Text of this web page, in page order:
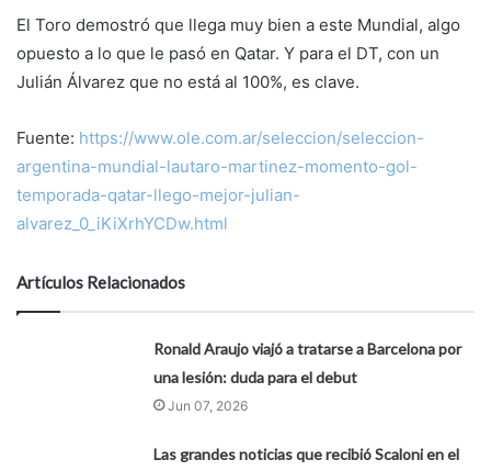
El Toro demostró que llega muy bien a este Mundial, algo
opuesto a lo que le pasó en Qatar. Y para el DT, con un
Julián Álvarez que no está al 100%, es clave.
Fuente: https://www.ole.com.ar/seleccion/seleccion-
argentina-mundial-lautaro-martinez-momento-gol-
temporada-qatar-llego-mejor-julian-
alvarez_0_iKiXrhYCDw.html
Artículos Relacionados
Ronald Araujo viajó a tratarse a Barcelona por
una lesión: duda para el debut
Jun 07, 2026
Las grandes noticias que recibió Scaloni en el